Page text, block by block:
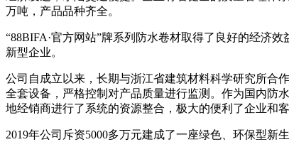
万吨，产品品种齐全。
“88BIFA·官方网站”牌系列防水卷材取得了良好的经济
新型企业。
公司自成立以来，长期与浙江省建筑材料科学研究所合
全套设备，严格控制对产品质量进行监测。作为国内防
地经销商进行了系统的资源整合，极大的便利了企业和
2019年公司斥资5000多万元建成了一座绿色、环保型